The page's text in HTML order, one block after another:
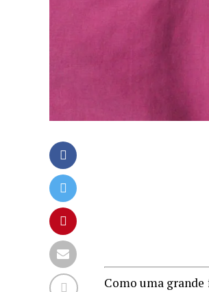
Como uma grande